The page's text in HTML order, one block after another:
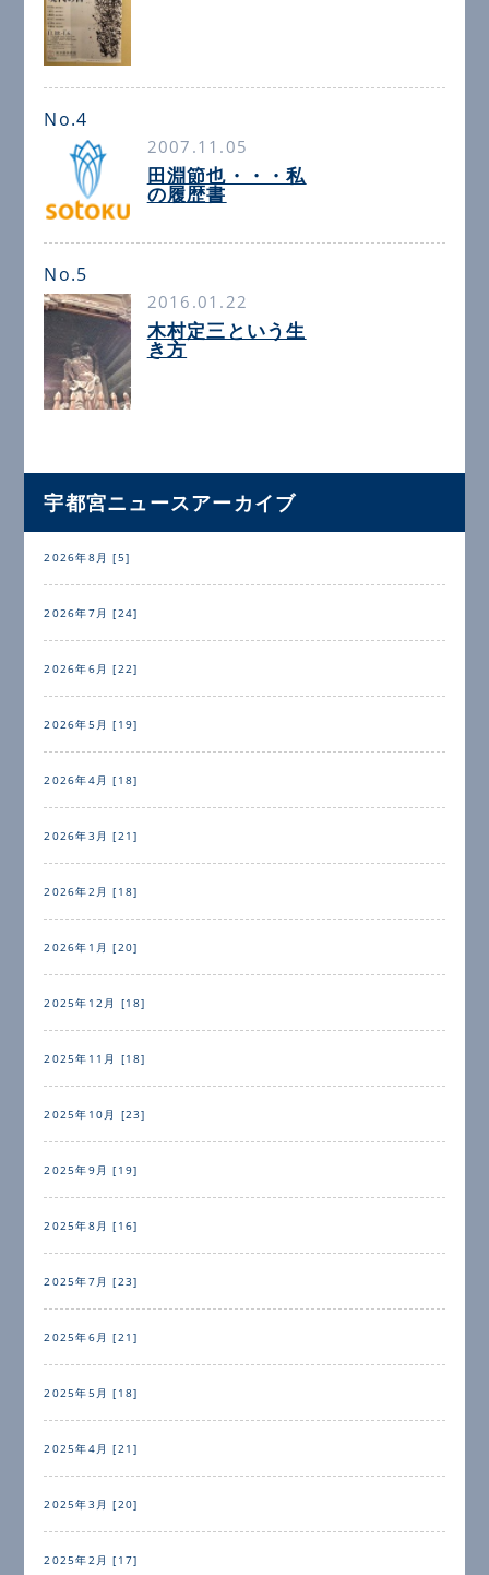
No.4
2007.11.05
田淵節也・・・私
の履歴書
No.5
2016.01.22
木村定三という生
き方
宇都宮ニュースアーカイブ
2026年8月 [5]
2026年7月 [24]
2026年6月 [22]
2026年5月 [19]
2026年4月 [18]
2026年3月 [21]
2026年2月 [18]
2026年1月 [20]
2025年12月 [18]
2025年11月 [18]
2025年10月 [23]
2025年9月 [19]
2025年8月 [16]
2025年7月 [23]
2025年6月 [21]
2025年5月 [18]
2025年4月 [21]
2025年3月 [20]
2025年2月 [17]